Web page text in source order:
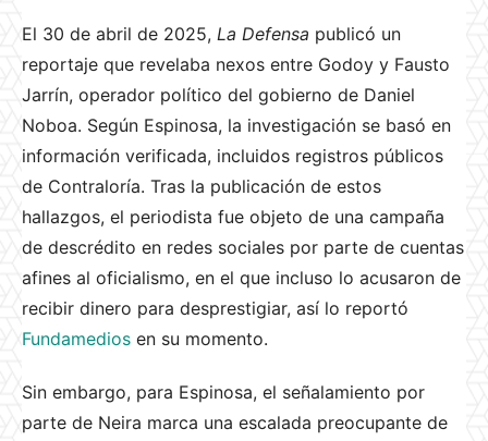
El 30 de abril de 2025, La Defensa publicó un
reportaje que revelaba nexos entre Godoy y Fausto
Jarrín, operador político del gobierno de Daniel
Noboa. Según Espinosa, la investigación se basó en
información verificada, incluidos registros públicos
de Contraloría. Tras la publicación de estos
hallazgos, el periodista fue objeto de una campaña
de descrédito en redes sociales por parte de cuentas
afines al oficialismo, en el que incluso lo acusaron de
recibir dinero para desprestigiar, así lo reportó
Fundamedios en su momento.
Sin embargo, para Espinosa, el señalamiento por
parte de Neira marca una escalada preocupante de